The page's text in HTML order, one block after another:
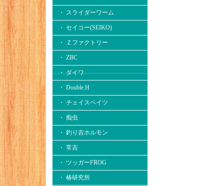
・ スライダーワーム
・ セイコー(SEIKO)
・ Ｚファクトリー
・ ZBC
・ ダイワ
・ Double.H
・ チェイスベイツ
・ 痴虫
・ 釣り吉ホルモン
・ 常吉
・ ツッガーFROG
・ 椿研究所